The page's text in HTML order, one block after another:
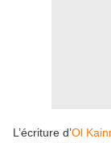
L’écriture d’Ol